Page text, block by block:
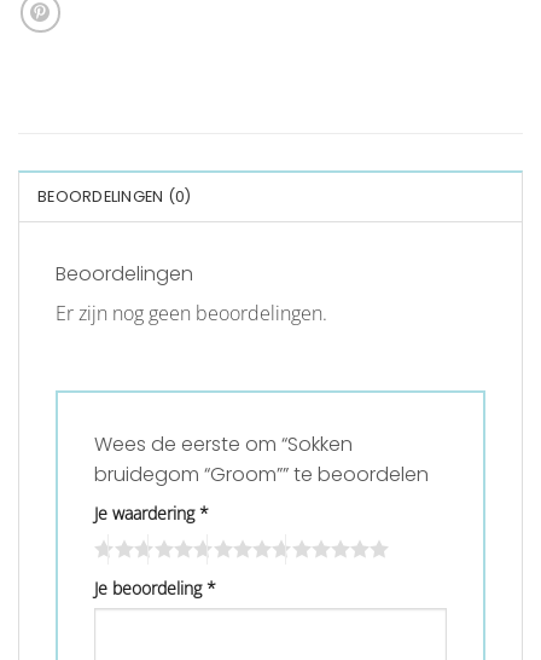
BEOORDELINGEN (0)
Beoordelingen
Er zijn nog geen beoordelingen.
Wees de eerste om “Sokken
bruidegom “Groom”” te beoordelen
Je waardering*
Je beoordeling*